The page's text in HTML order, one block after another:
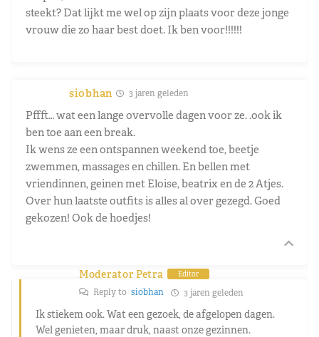
steekt? Dat lijkt me wel op zijn plaats voor deze jonge
vrouw die zo haar best doet. Ik ben voor!!!!!!
siobhan 3 jaren geleden
Pffft… wat een lange overvolle dagen voor ze. .ook ik
ben toe aan een break.
Ik wens ze een ontspannen weekend toe, beetje
zwemmen, massages en chillen. En bellen met
vriendinnen, geinen met Eloise, beatrix en de 2 Atjes.
Over hun laatste outfits is alles al over gezegd. Goed
gekozen! Ook de hoedjes!
Moderator Petra Editor
Reply to siobhan 3 jaren geleden
Ik stiekem ook. Wat een gezoek, de afgelopen dagen.
Wel genieten, maar druk, naast onze gezinnen.